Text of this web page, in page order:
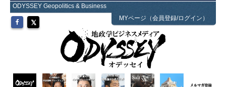
ODYSSEY Geopolitics & Business
MYページ（会員登録/ログイン）